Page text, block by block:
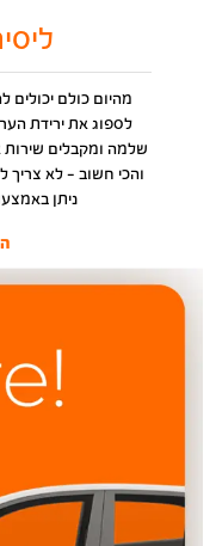
מהיום כולם יכולים
לספוג את ירידת
שלמה ומקבלים שירות
והכי חשוב - לא צריך
ניתן